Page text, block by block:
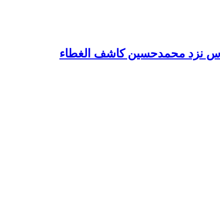
نزد محمدحسین کاشف الغطاء